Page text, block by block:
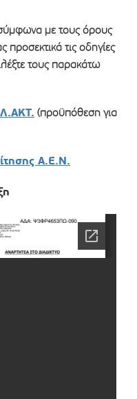
σύμφωνα με τους όρους
τις οδηγίες
τους παρακάτω
(προϋπόθεση για
Α.Ε.Ν.